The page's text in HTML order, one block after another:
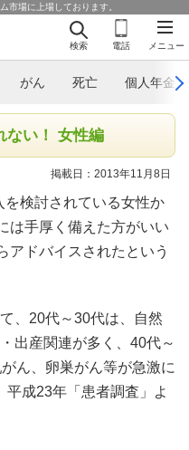
市場に上場しております。
メニュー
検索 電話
がん 死亡 個人年金
ない！ 女性編
掲載日：2013年11月8日
を検討されている女性か
は手厚く備えた方がいい
アドバイスされたという
、20代～30代は、自然
出産関連が多く、40代～
ん、卵巣がん等が急激に
成23年「患者調査」よ